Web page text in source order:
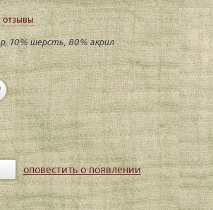
отзывы
10% шерсть, 80% акрил
оповестить о появлении